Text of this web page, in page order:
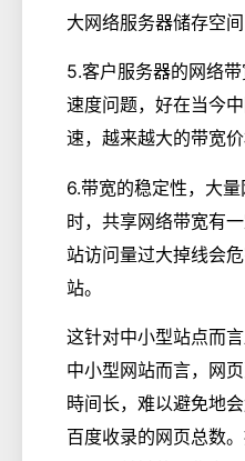
大网络服务器储存空间
5.客户服务器的网络
速度问题，好在当今
速，越来越大的带宽价
6.带宽的稳定性，大
时，共享网络带宽有
站访问量过大掉线会
站。
这针对中小型站点而
中小型网站而言，网
時间长，难以避免地
百度收录的网页总数